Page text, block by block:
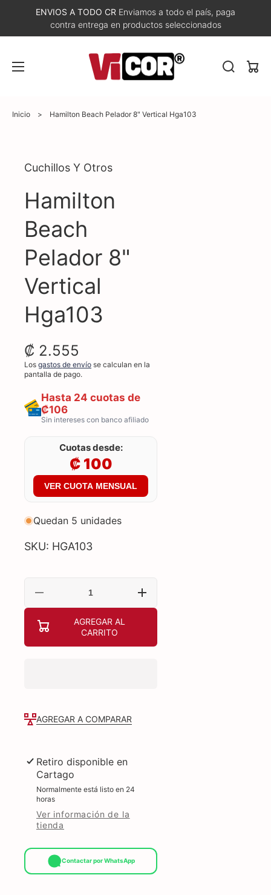
ENVIOS A TODO CR Enviamos a todo el país, paga
contra entrega en productos seleccionados
Inicio > Hamilton Beach Pelador 8" Vertical Hga103
elemento
vista
galería
Cuchillos Y Otros
Hamilton
Beach
Pelador 8"
Vertical
Hga103
₡ 2.555
Los gastos de envío se calculan en la
pantalla de pago.
Hasta 24 cuotas de
₡106
Sin intereses con banco afiliado
Cuotas desde:
₡ 100
VER CUOTA MENSUAL
Quedan 5 unidades
SKU: HGA103
Reducir
Hamilton
Beach
Aumentar
Pelador
AGREGAR AL
CARRITO
AGREGAR A COMPARAR
Retiro disponible en
Cartago
Normalmente está listo en 24
horas
Ver información de la
tienda
Contactar por WhatsApp